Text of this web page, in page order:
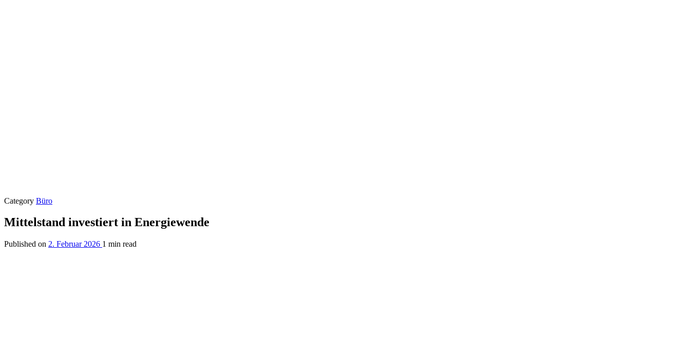
Category Büro
Mittelstand investiert in Energiewende
Published on 2. Februar 2026 1 min read